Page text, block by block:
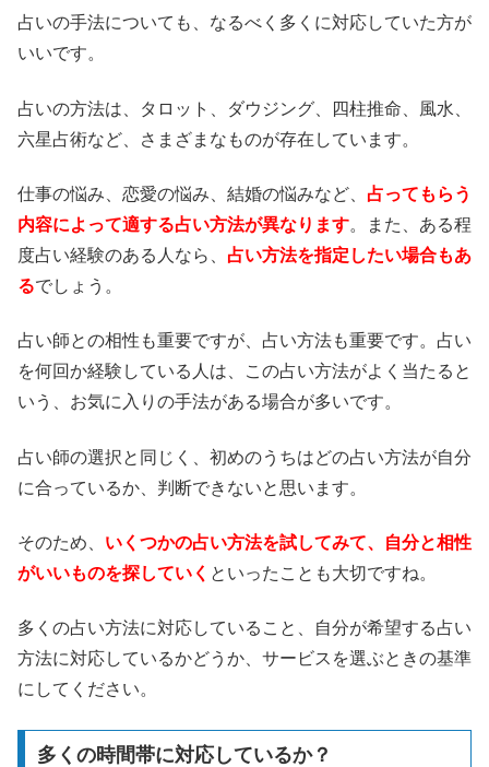
占いの手法についても、なるべく多くに対応していた方が
いいです。
占いの方法は、タロット、ダウジング、四柱推命、風水、
六星占術など、さまざまなものが存在しています。
仕事の悩み、恋愛の悩み、結婚の悩みなど、 占ってもらう
内容によって適する占い方法が異なります。また、ある程
度占い経験のある人なら、 占い方法を指定したい場合もあ
るでしょう。
占い師との相性も重要ですが、占い方法も重要です。占い
を何回か経験している人は、この占い方法がよく当たると
いう、お気に入りの手法がある場合が多いです。
占い師の選択と同じく、初めのうちはどの占い方法が自分
に合っているか、判断できないと思います。
そのため、 いくつかの占い方法を試してみて、自分と相性
がいいものを探していく といったことも大切ですね。
多くの占い方法に対応していること、自分が希望する占い
方法に対応しているかどうか、サービスを選ぶときの基準
にしてください。
多くの時間帯に対応しているか？